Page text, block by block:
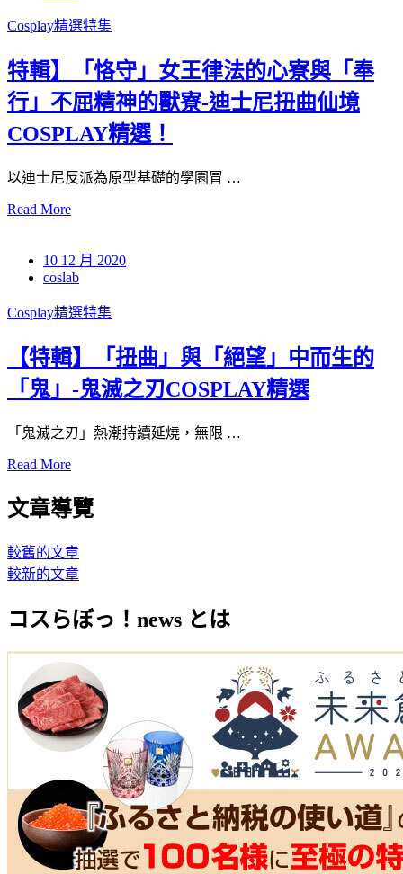
Cosplay精選特集
特輯】「恪守」女王律法的心寮與「奉
行」不屈精神的獸寮-迪士尼扭曲仙境
COSPLAY精選！
以迪士尼反派為原型基礎的學園冒 …
Read More
10 12 月 2020
coslab
Cosplay精選特集
【特輯】「扭曲」與「絕望」中而生的
「鬼」-鬼滅之刃COSPLAY精選
「鬼滅之刃」熱潮持續延燒，無限 …
Read More
文章導覽
較舊的文章
較新的文章
コスらぼっ！news とは